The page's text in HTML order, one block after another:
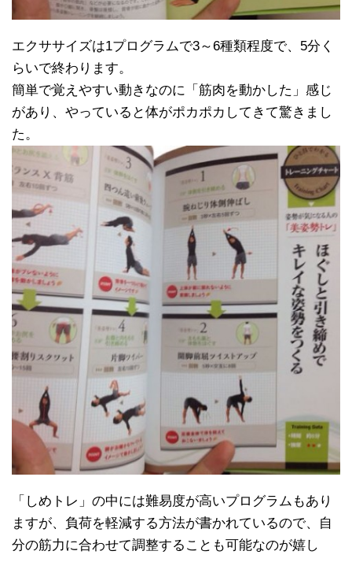
エクササイズは1プログラムで3～6種類程度で、5分く
らいで終わります。
簡単で覚えやすい動きなのに「筋肉を動かした」感じ
があり、やっていると体がポカポカしてきて驚きまし
た。
「しめトレ」の中には難易度が高いプログラムもあり
ますが、負荷を軽減する方法が書かれているので、自
分の筋力に合わせて調整することも可能なのが嬉し